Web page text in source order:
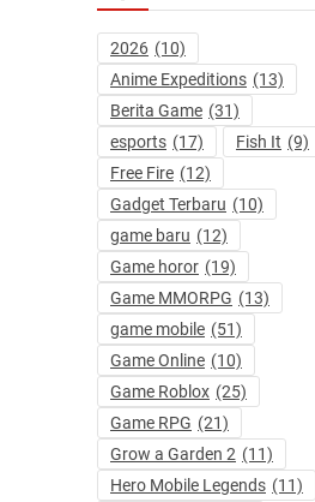
2026 (10)
Anime Expeditions (13)
Berita Game (31)
esports (17) Fish It (9)
Free Fire (12)
Gadget Terbaru (10)
game baru (12)
Game horor (19)
Game MMORPG (13)
game mobile (51)
Game Online (10)
Game Roblox (25)
Game RPG (21)
Grow a Garden 2 (11)
Hero Mobile Legends (11)